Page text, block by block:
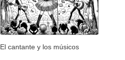
El cantante y los músicos